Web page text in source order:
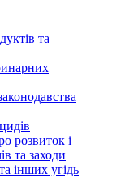
та
розвиток і
та заходи
інших угідь